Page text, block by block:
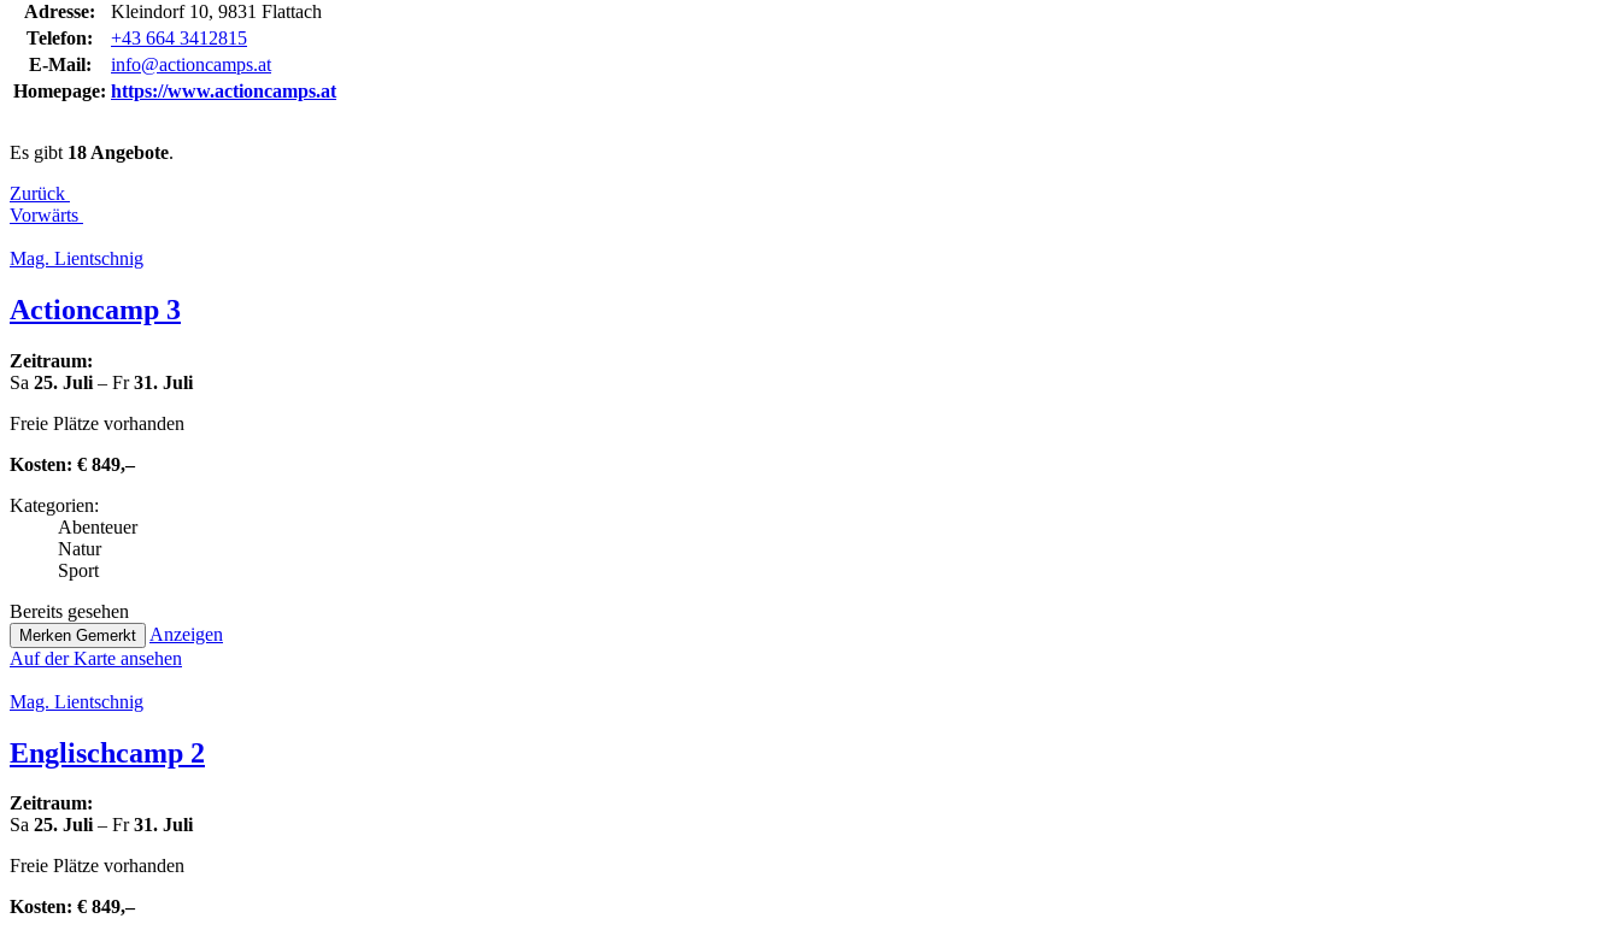
Adresse:
Kleindorf 10, 9831 Flattach
Telefon:
+43 664 3412815
E‑Mail:
info@actioncamps.at
Homepage: https://www.actioncamps.at
Es gibt 18 Angebote.
Zurück
Vorwärts
Mag. Lient­sch­nig
Action­camp 3
Zeitraum:
Sa 25. Juli – Fr31. Juli
Freie Plätze vorhanden
Kosten: € 849,–
Kate­go­rien:
Abenteuer
Natur
Sport
Bereits gesehen
Merken Gemerkt
Anzeigen
Auf der Karte ansehen
Mag. Lient­sch­nig
Eng­lisch­camp 2
Zeitraum:
Sa 25. Juli– Fr31. Juli
Freie Plätze vorhanden
Kosten: € 849,–